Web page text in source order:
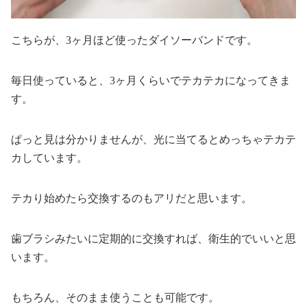
こちらが、3ヶ月ほど使ったダイソーバンドです。
毎日使っていると、3ヶ月くらいでテカテカになってきま
す。
ぱっと見は分かりませんが、光に当てるとめっちゃテカテ
カしています。
テカり始めたら交換するのもアリだと思います。
歯ブラシみたいに定期的に交換すれば、衛生的でいいと思
います。
もちろん、そのまま使うことも可能です。